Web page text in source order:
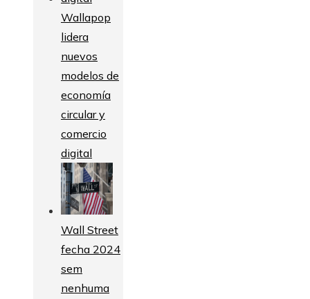
Wallapop
lidera
nuevos
modelos de
economía
circular y
comercio
digital
Wall Street
fecha 2024
sem
nenhuma